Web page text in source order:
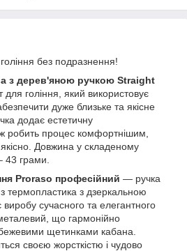
гоління без подразнення!
з дерев'яною ручкою Straight
для гоління, який використовує
дуже близьке та якісне
додає естетичну
робить процес комфортнішим,
Довжина у складеному
43 грами.
Proraso професійний — ручка
термопластика з дзеркальною
сучасного та елегантного
що гармонійно
бежевими щетинками кабана.
своєю жорсткістю і чудово